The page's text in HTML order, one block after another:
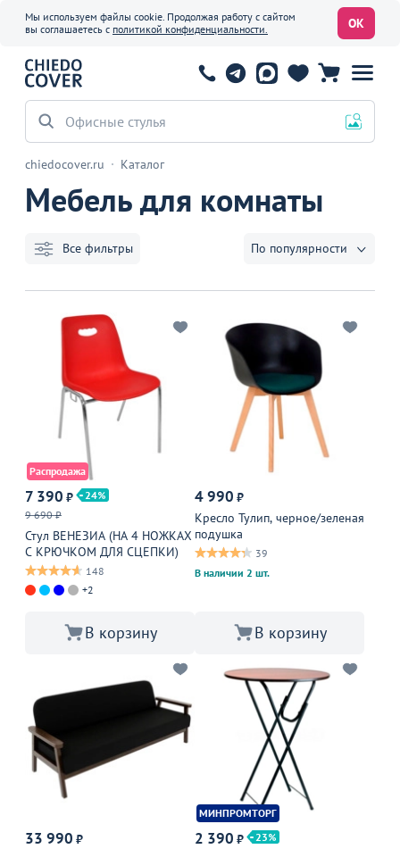
Мы используем файлы cookie. Продолжая работу с сайтом
вы соглашаетесь с политикой конфиденциальности. ОК
Офисные стулья
chiedocover.ru Каталог
Мебель для комнаты
Все фильтры По популярности
Распродажа
7 390 ₽
24
9 690 ₽
Стул ВЕНЕЗИА (НА 4 НОЖКАХ
С КРЮЧКОМ ДЛЯ СЦЕПКИ)
148
+2
В корзину
4 990 ₽
Кресло Тулип, черное/зеленая
подушка
39
В наличии 2 шт.
В корзину
33 990 ₽
МИНПРОМТОРГ
2 390 ₽
23